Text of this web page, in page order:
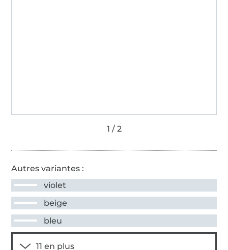
Autres variantes :
violet
beige
bleu